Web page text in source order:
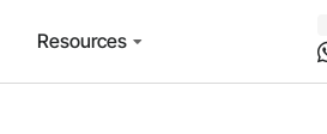
Resources